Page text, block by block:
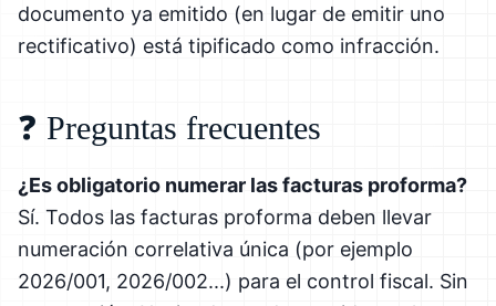
documento ya emitido (en lugar de emitir uno
rectificativo) está tipificado como infracción.
❓ Preguntas frecuentes
¿Es obligatorio numerar las facturas proforma?
Sí. Todos las facturas proforma deben llevar
numeración correlativa única (por ejemplo
2026/001, 2026/002...) para el control fiscal. Sin